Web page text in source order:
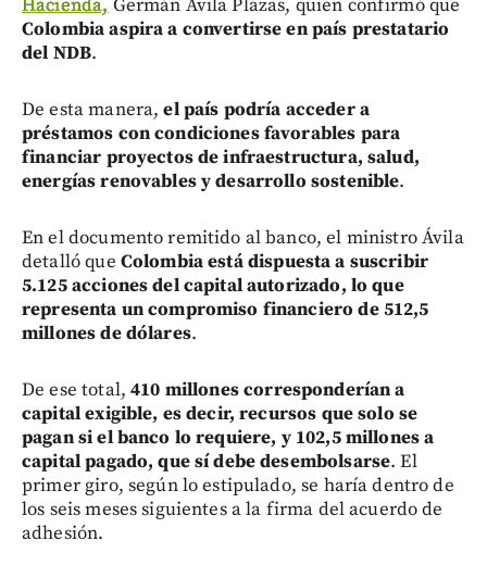
Hacienda, Germán Ávila Plazas, quien confirmó que
Colombia aspira a convertirse en país prestatario
del NDB.
De esta manera,el país podría acceder a
préstamos con condiciones favorables para
financiar proyectos de infraestructura, salud,
energías renovables y desarrollo sostenible.
En el documento remitido al banco, el ministro Ávila
detalló que Colombia está dispuesta a suscribir
5.125 acciones del capital autorizado, lo que
representa un compromiso financiero de 512,5
millones de dólares.
De ese total,410 millones corresponderían a
capital exigible, es decir, recursos que solo se
pagan si el banco lo requiere, y 102,5 millones a
capital pagado, que sí debe desembolsarse. El
primer giro, según lo estipulado, se haría dentro de
los seis meses siguientes a la firma del acuerdo de
adhesión.